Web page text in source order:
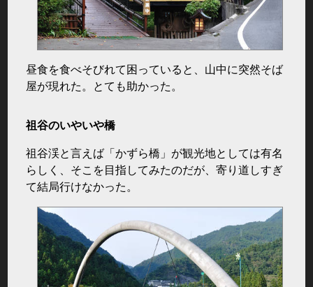
昼食を食べそびれて困っていると、山中に突然そば
屋が現れた。とても助かった。
祖谷のいやいや橋
祖谷渓と言えば「かずら橋」が観光地としては有名
らしく、そこを目指してみたのだが、寄り道しすぎ
て結局行けなかった。